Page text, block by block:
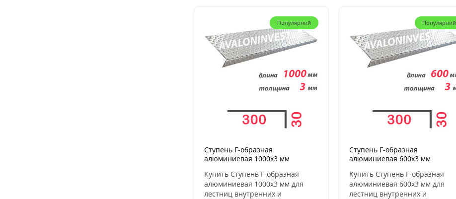
Популярний
Ступень Г-образная
алюминиевая 1000x3 мм
Купить Ступень Г-образная
алюминиевая 1000x3 мм для
лестниц внутренних и
Популярний
Ступень Г-образная
алюминиевая 600x3 мм
Купить Ступень Г-образная
алюминиевая 600x3 мм для
лестниц внутренних и